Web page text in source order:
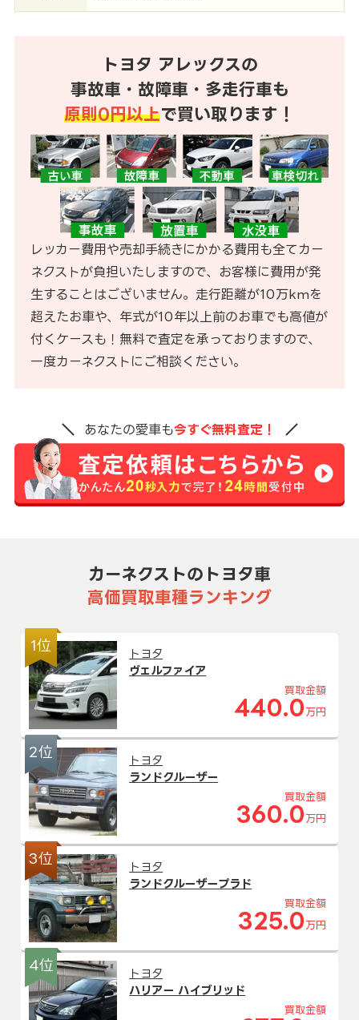
トヨタ アレックスの
事故車・故障車・多走行車も
原則0円以上で買い取ります！
レッカー費用や売却手続きにかかる費用も全てカー
ネクストが負担いたしますので、お客様に費用が発
生することはございません。走行距離が10万kmを
超えたお車や、年式が10年以上前のお車でも高値が
付くケースも！無料で査定を承っておりますので、
一度カーネクストにご相談ください。
あなたの愛車も今すぐ無料査定！
カーネクストのトヨタ車
高価買取車種ランキング
1位
トヨタ
ヴェルファイア
買取金額
440.0 万円
2位
トヨタ
ランドクルーザー
買取金額
360.0 万円
3位
トヨタ
ランドクルーザープラド
買取金額
325.0 万円
4位
トヨタ
ハリアー ハイブリッド
買取金額